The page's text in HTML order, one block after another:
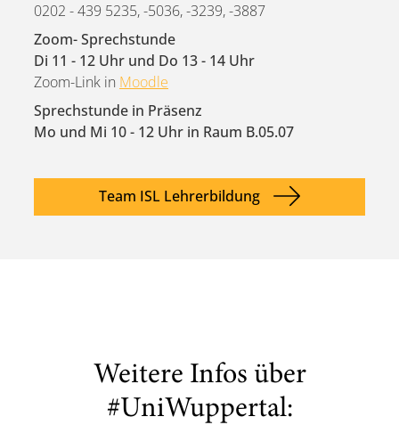
0202 - 439 5235, -5036, -3239, -3887
Zoom- Sprechstunde
Di 11 - 12 Uhr und Do 13 - 14 Uhr
Zoom-Link in Moodle
Sprechstunde in Präsenz
Mo und Mi 10 - 12 Uhr in Raum B.05.07
Team ISL Lehrerbildung
Weitere Infos über
#UniWuppertal: